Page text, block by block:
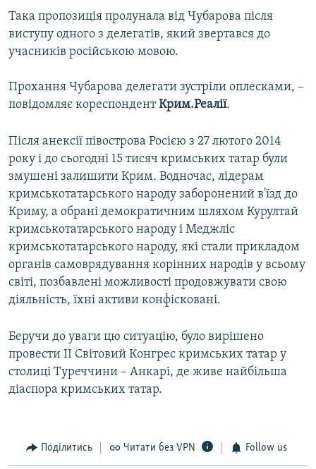
Така пропозиція пролунала від Чубарова після
виступу одного з делегатів, який звертався до
учасників російською мовою.
Прохання Чубарова делегати зустріли оплесками, –
повідомляє кореспондентКрим.Реалії.
Після анексії півострова Росією з 27 лютого 2014
року і до сьогодні 15 тисяч кримських татар були
змушені залишити Крим. Водночас, лідерам
кримськотатарського народу заборонений в'їзд до
Криму, а обрані демократичним шляхом Курултай
кримськотатарського народу і Меджліс
кримськотатарського народу, які стали прикладом
органів самоврядування корінних народів у всьому
світі, позбавлені можливості продовжувати свою
діяльність, їхні активи конфісковані.
Беручи до уваги цю ситуацію, було вирішено
провести II Світовий Конгрес кримських татар у
столиці Туреччини – Анкарі, де живе найбільша
діаспора кримських татар.
Поділитись Читати без VPN Follow us